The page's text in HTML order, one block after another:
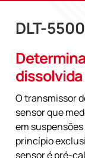
DLT-
O transmissor
sensor que
em
princípio
sensor é pré-